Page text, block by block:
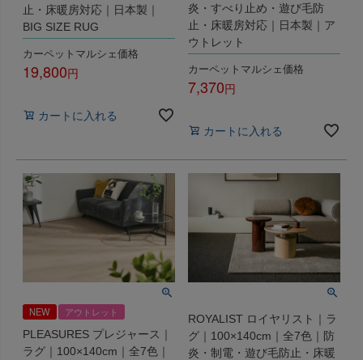
止・床暖房対応｜日本製｜
BIG SIZE RUG
カーペットマルシェ価格
19,800
カートに入れる
炎・すべり止め・遊び毛防
止・床暖房対応｜日本製｜ア
ウトレット
カーペットマルシェ価格
7,370
カートに入れる
NEW
アウトレット
PLEASURES プレジャース｜
ラグ｜100×140cm｜全7色｜
ROYALIST ロイヤリスト｜ラ
グ｜100×140cm｜全7色｜防
炎・制電・遊び毛防止・床暖